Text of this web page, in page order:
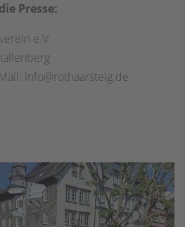
Presse:
e.V.
info@rothaarsteig.de